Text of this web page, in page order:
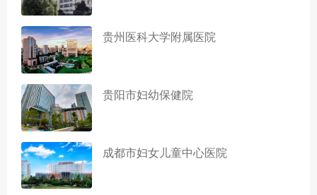
贵州医科大学附属医院
贵阳市妇幼保健院
成都市妇女儿童中心医院